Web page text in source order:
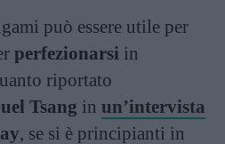
può essere utile per
perfezionarsi in
riportato
Tsang in un’intervista
, se si è principianti in